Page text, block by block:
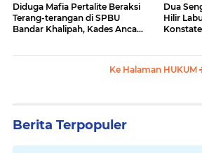
Diduga Mafia Pertalite Beraksi
Terang-terangan di SPBU
Bandar Khalipah, Kades Ancam
Dua
Hilir
Ke Halaman HUKUM
Berita Terpopuler